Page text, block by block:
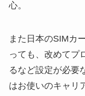
心。
また日本のSIMカ
っても、改めてプ
るなど設定が必要
はお使いのキャリ